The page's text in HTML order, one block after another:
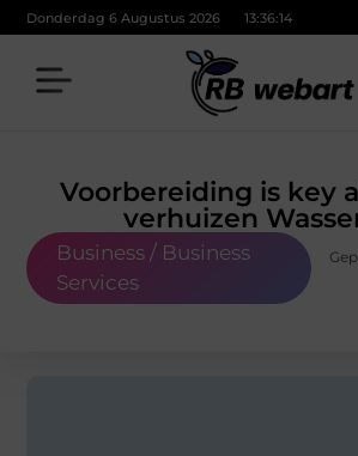
Donderdag 6 Augustus 2026 13:36:15
Voorbereiding is key
verhuizen
Business / Business
Services